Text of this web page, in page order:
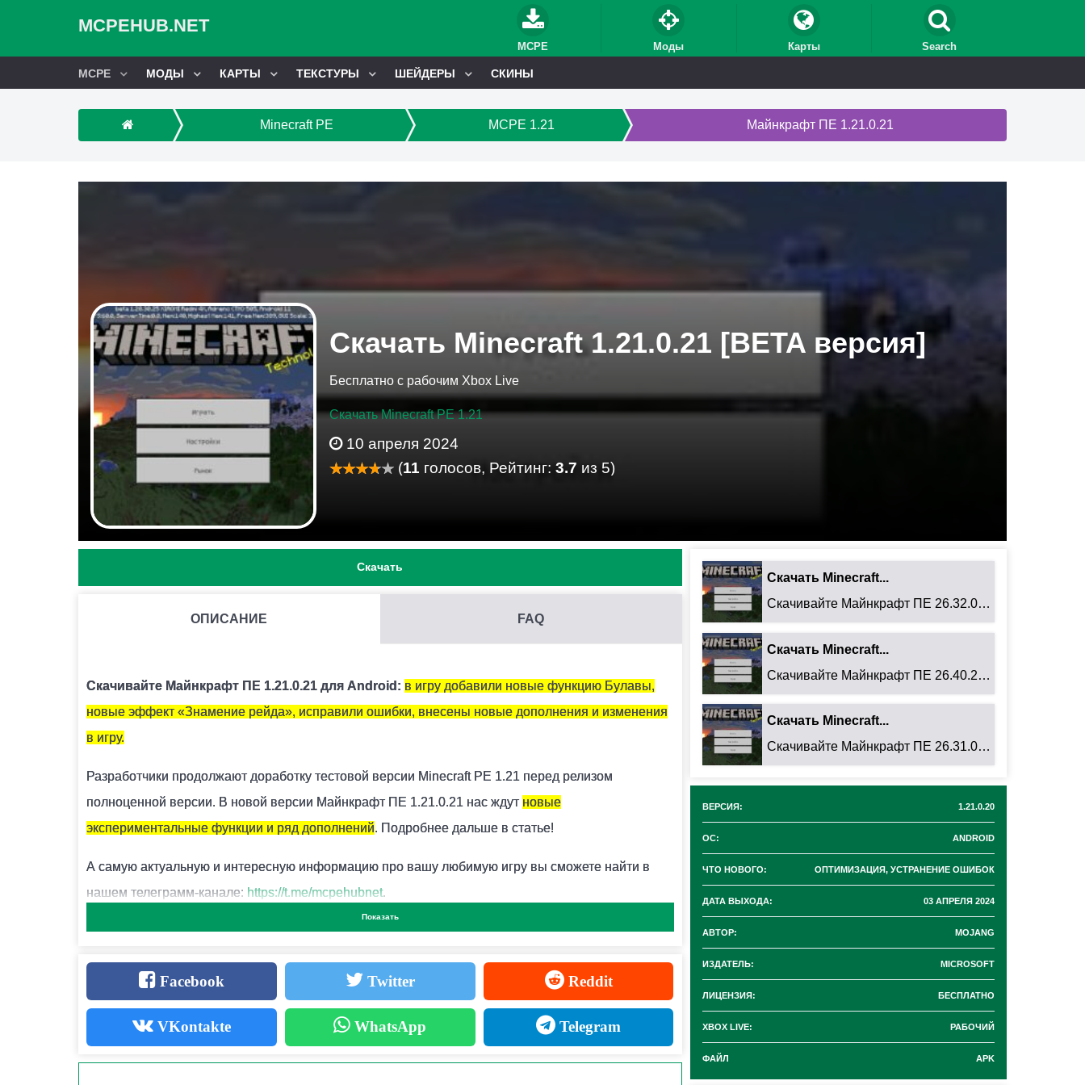
MCPEHUB.NET
MCPE Моды Карты Search
MCPE МОДЫ КАРТЫ ТЕКСТУРЫ ШЕЙДЕРЫ СКИНЫ
Minecraft PE MCPE 1.21 Майнкрафт ПЕ 1.21.0.21
Скачать Minecraft 1.21.0.21 [BETA версия]
Бесплатно с рабочим Xbox Live
Скачать Minecraft PE 1.21
10 апреля 2024
(11 голосов, Рейтинг: 3.7 из 5)
Скачать
ОПИСАНИЕ FAQ
Скачивайте Майнкрафт ПЕ 1.21.0.21 для Android: в игру добавили новые функцию Булавы,
новые эффект «Знамение рейда», исправили ошибки, внесены новые дополнения и изменения
в игру.
Разработчики продолжают доработку тестовой версии Minecraft PE 1.21 перед релизом
полноценной версии. В новой версии Майнкрафт ПЕ 1.21.0.21 нас ждут новые
экспериментальные функции и ряд дополнений. Подробнее дальше в статье!
А самую актуальную и интересную информацию про вашу любимую игру вы сможете найти в
нашем телеграмм-канале: https://t.me/mcpehubnet.
В новой версииМайнкрафт ПЕ 1.21.0.21были добавлены следующие функции:
Доработанная Булова:
Показать
Facebook Twitter Reddit
VKontakte WhatsApp Telegram
Скачать Minecraft...
Скачивайте Майнкрафт ПЕ 26.32.02 для Android: ...
Скачать Minecraft...
Скачивайте Майнкрафт ПЕ 26.40.27 для Android: ...
Скачать Minecraft...
Скачивайте Майнкрафт ПЕ 26.31.01 для Android: ...
ВЕРСИЯ: 1.21.0.20
ОС: ANDROID
ЧТО НОВОГО: ОПТИМИЗАЦИЯ, УСТРАНЕНИЕ ОШИБОК
ДАТА ВЫХОДА: 03 АПРЕЛЯ 2024
АВТОР: MOJANG
ИЗДАТЕЛЬ: MICROSOFT
ЛИЦЕНЗИЯ: БЕСПЛАТНО
XBOX LIVE: РАБОЧИЙ
ФАЙЛ APK